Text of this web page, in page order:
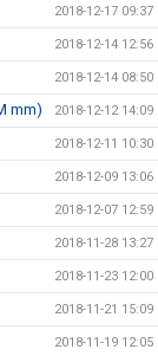
2018-12-17 09:37
2018-12-14 12:56
2018-12-14 08:50
mm) 2018-12-12 14:09
2018-12-11 10:30
2018-12-09 13:06
2018-12-07 12:59
2018-11-28 13:27
2018-11-23 12:00
2018-11-21 15:09
2018-11-19 12:05